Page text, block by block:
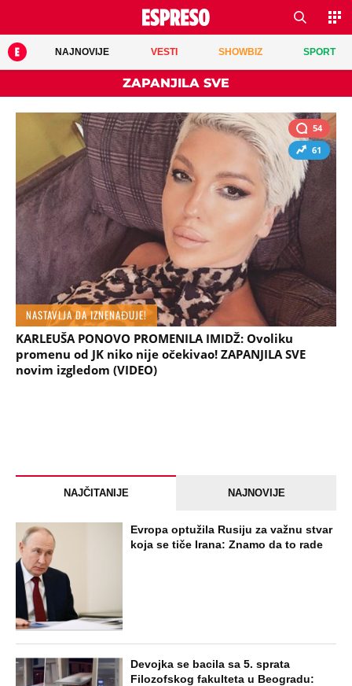
NAJNOVIJE VESTI SHOWBIZ SPORT
ZAPANJILA SVE
54
61
NASTAVLJA DA IZNENAĐUJE!
KARLEUŠA PONOVO PROMENILA IMIDŽ: Ovoliku
promenu od JK niko nije očekivao! ZAPANJILA SVE
novim izgledom (VIDEO)
NAJČITANIJE NAJNOVIJE
Evropa optužila Rusiju za važnu stvar
koja se tiče Irana: Znamo da to rade
Devojka se bacila sa 5. sprata
Filozofskog fakulteta u Beogradu: